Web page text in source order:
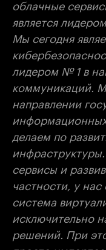
облачные
является
Мы сегодня
лидером № 1 в
коммуникаций.
направлении
делаем по
сервисы и
частности, у
система
исключительно
решений. При